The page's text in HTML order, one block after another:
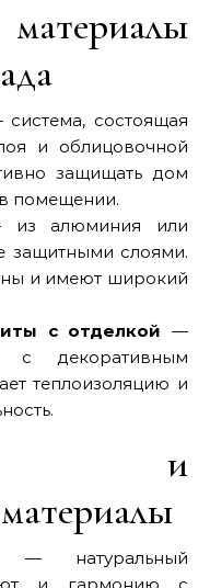
состоящая
и облицовочной
защищать дом
в помещении.
алюминия или
защитными слоями.
и имеют широкий
с отделкой —
с декоративным
теплоизоляцию и
и
— натуральный